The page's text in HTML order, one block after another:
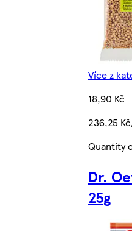
Více z
18,90 Kč
236,25
Quantity
Dr.
25g